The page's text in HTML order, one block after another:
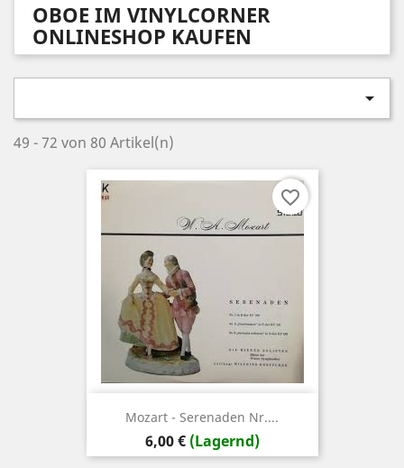
OBOE IM VINYLCORNER
ONLINESHOP KAUFEN

49 - 72 von 80 Artikel(n)
Mozart - Serenaden Nr....
Preis
6,00 € (Lagernd)
favorite_border